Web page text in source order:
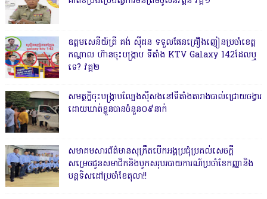
ឧត្តមសេនីយ៍ត្រី គង់ ស៊ីដន ទទួលផែនគ្រឿងញៀនប្រចាំខេត្ត
កណ្តាល ហ៊ានចុះបង្ក្រាប ទីតាំង KTV Galaxy 142ដែលឬ
ទេ? វគ្គ២
សមត្ថកិ្ចចុះបង្ក្រាបល្បែងស៊ីសងនៅទីតាំងតារាងបាល់ជ្រោយចង្វារ
ដោយឃាត់ខ្លួនបានចំនួន០៩នាក់
សមាគមសារព័ត៌មានសុក្រឹតបើកអង្គប្រជុំប្រគល់សេចក្តី
សម្រេចជូនសមាជិកនិងបូកសរុបរបាយការណ៍ប្រចាំខែកញ្ញានិង
បន្តទិសដៅប្រចាំខែតុលា!!